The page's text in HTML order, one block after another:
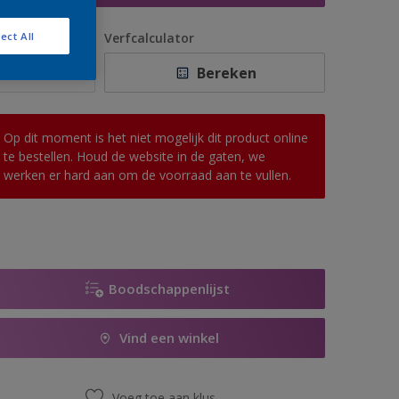
Verfcalculator
Bereken
Op dit moment is het niet mogelijk dit product online
te bestellen. Houd de website in de gaten, we
werken er hard aan om de voorraad aan te vullen.
Boodschappenlijst
Vind een winkel
All